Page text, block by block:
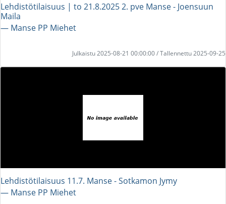
Lehdistötilaisuus | to 21.8.2025 2. pve Manse - Joensuun
Maila
― Manse PP Miehet
Julkaistu 2025-08-21 00:00:00 / Tallennettu 2025-09-25
Lehdistötilaisuus 11.7. Manse - Sotkamon Jymy
― Manse PP Miehet